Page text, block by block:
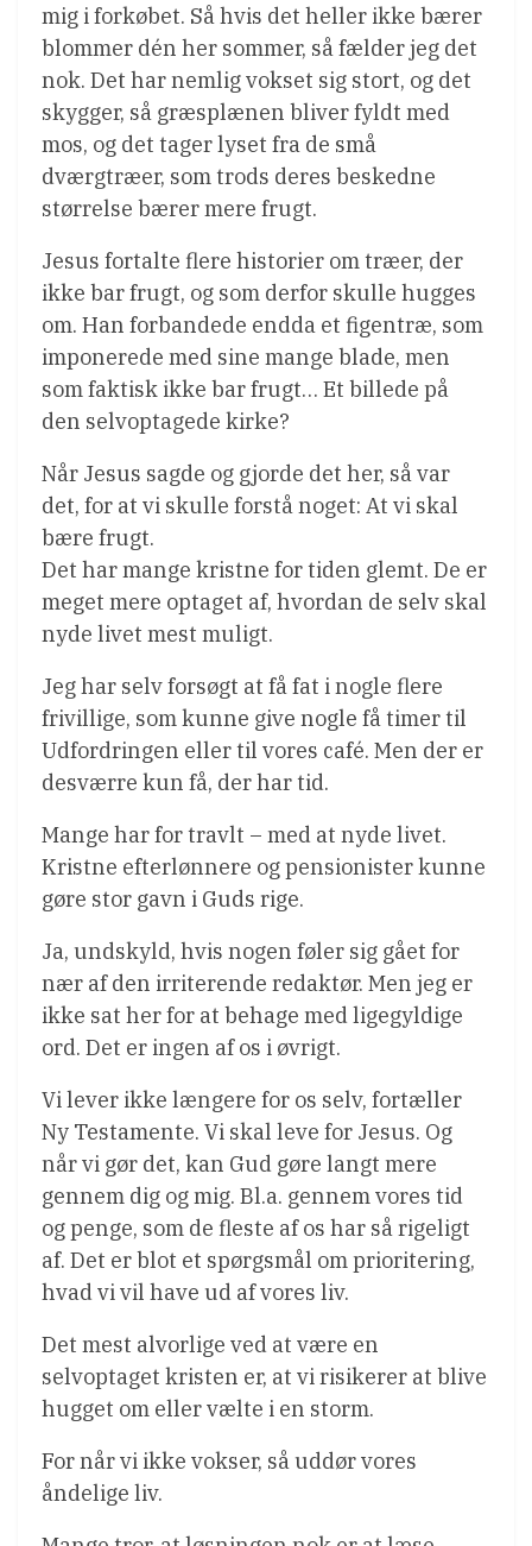
mig i forkøbet. Så hvis det heller ikke bærer
blommer dén her sommer, så fælder jeg det
nok. Det har nemlig vokset sig stort, og det
skygger, så græsplænen bliver fyldt med
mos, og det tager lyset fra de små
dværgtræer, som trods deres beskedne
størrelse bærer mere frugt.
Jesus fortalte flere historier om træer, der
ikke bar frugt, og som derfor skulle hugges
om. Han forbandede endda et figentræ, som
imponerede med sine mange blade, men
som faktisk ikke bar frugt… Et billede på
den selvoptagede kirke?
Når Jesus sagde og gjorde det her, så var
det, for at vi skulle forstå noget: At vi skal
bære frugt.
Det har mange kristne for tiden glemt. De er
meget mere optaget af, hvordan de selv skal
nyde livet mest muligt.
Jeg har selv forsøgt at få fat i nogle flere
frivillige, som kunne give nogle få timer til
Udfordringen eller til vores café. Men der er
desværre kun få, der har tid.
Mange har for travlt – med at nyde livet.
Kristne efterlønnere og pensionister kunne
gøre stor gavn i Guds rige.
Ja, undskyld, hvis nogen føler sig gået for
nær af den irriterende redaktør. Men jeg er
ikke sat her for at behage med ligegyldige
ord. Det er ingen af os i øvrigt.
Vi lever ikke længere for os selv, fortæller
Ny Testamente. Vi skal leve for Jesus. Og
når vi gør det, kan Gud gøre langt mere
gennem dig og mig. Bl.a. gennem vores tid
og penge, som de fleste af os har så rigeligt
af. Det er blot et spørgsmål om prioritering,
hvad vi vil have ud af vores liv.
Det mest alvorlige ved at være en
selvoptaget kristen er, at vi risikerer at blive
hugget om eller vælte i en storm.
For når vi ikke vokser, så uddør vores
åndelige liv.